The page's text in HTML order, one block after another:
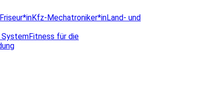
Friseur*inKfz-Mechatroniker*inLand- und
SystemFitness für die